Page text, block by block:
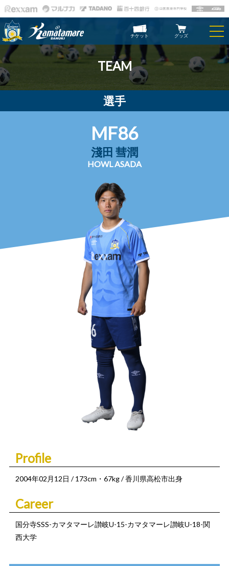
チケット グッズ
TEAM
選手
MF86
淺田 彗潤
HOWL ASADA
Profile
2004年02月12日 / 173cm・67kg / 香川県高松市出身
Career
国分寺SSS-カマタマーレ讃岐U-15-カマタマーレ讃岐U-18-関
西大学